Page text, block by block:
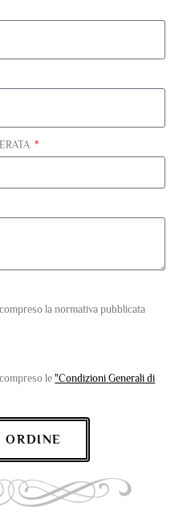
la normativa pubblicata
le"Condizioni Generali di
ORDINE